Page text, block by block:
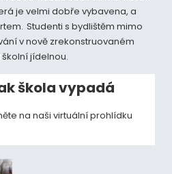
je velmi dobře vybavena, a
Studenti s bydlištěm mimo
v nově zrekonstruovaném
jídelnou.
škola vypadá
na naši virtuální prohlídku